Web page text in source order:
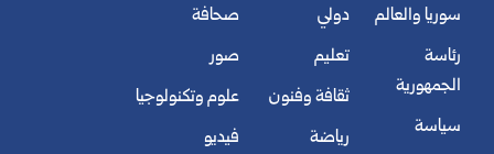
سوريا والعالم
رئاسة
الجمهورية
سياسة
دولي
تعليم
ثقافة وفنون
رياضة
صحافة
صور
علوم وتكنولوجيا
فيديو